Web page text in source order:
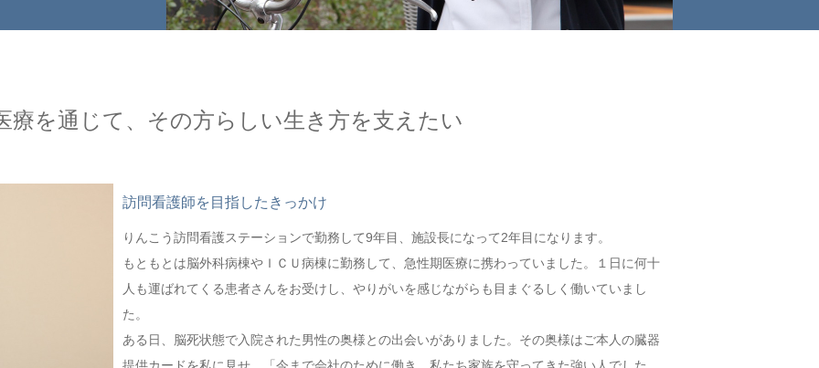
療を通じて、その方らしい生き方を支えたい
訪問看護師を目指したきっかけ
りんこう訪問看護ステーションで勤務して9年目、施設長になって2年目になります。
もともとは脳外科病棟やＩＣＵ病棟に勤務して、急性期医療に携わっていました。１日に何十
人も運ばれてくる患者さんをお受けし、やりがいを感じながらも目まぐるしく働いていまし
た。
ある日、脳死状態で入院された男性の奥様との出会いがありました。その奥様はご本人の臓器
提供カードを私に見せ、「今まで会社のために働き、私たち家族を守ってきた強い人でした。